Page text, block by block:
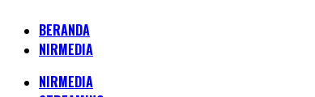
BERANDA
NIRMEDIA
NIRMEDIA